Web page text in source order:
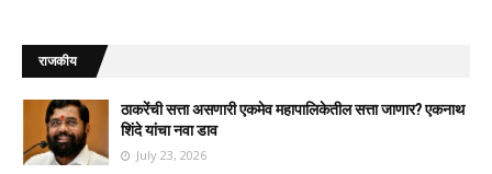
राजकीय
ठाकरेंची सत्ता असणारी एकमेव महापालिकेतील सत्ता जाणार? एकनाथ
शिंदे यांचा नवा डाव
July 23, 2026